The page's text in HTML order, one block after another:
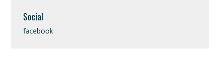
Social
facebook